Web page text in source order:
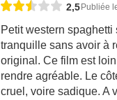
2,5 Publiée
Petit western
tranquille sans avoir à
original. Ce film est
rendre agréable. Le
cruel, voire sadique. A